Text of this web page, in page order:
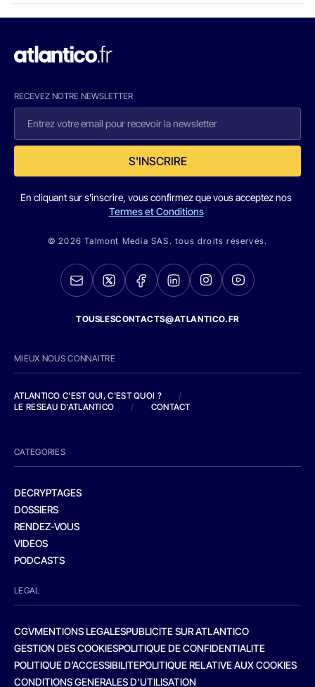
RECEVEZ NOTRE NEWSLETTER
S'INSCRIRE
En cliquant sur s'inscrire, vous confirmez que vous acceptez nos
Termes et Conditions
© 2026 Talmont Media SAS. tous droits réservés.
TOUSLESCONTACTS@ATLANTICO.FR
MIEUX NOUS CONNAITRE
ATLANTICO C'EST QUI, C'EST QUOI ?
/
LE RESEAU D'ATLANTICO
/ CONTACT
CATEGORIES
DECRYPTAGES
DOSSIERS
RENDEZ-VOUS
VIDEOS
PODCASTS
LEGAL
CGVMENTIONS LEGALESPUBLICITE SUR ATLANTICO
GESTION DES COOKIESPOLITIQUE DE CONFIDENTIALITE
POLITIQUE D’ACCESSIBILITEPOLITIQUE RELATIVE AUX COOKIES
CONDITIONS GENERALES D’UTILISATION